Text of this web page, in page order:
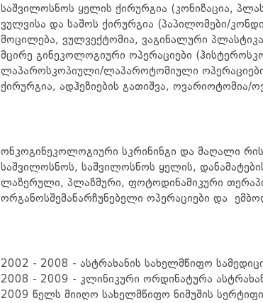
საშვილოსნოს ყელის ქირურგია (კონიზაცია,
ვულვისა და საშოს ქირურგია (პაპილომები/
მოცილება, ვულვექტომია, ვაგინალური
მცირე გინეკოლოგიური ოპერაციები
ლაპაროსკოპიული/ლაპაროტომიული ოპერაციები
ქირურგია, ადჰეზიების გათიშვა, ოვარიოტომია/
ონკოგინეკოლოგიური სკრინინგი და მაღალი
საშვილოსნოს, საშვილოსნოს ყელის,
ლაზერული, პლაზმური, ფოტოდინამიკური
ორგანოსშემანარჩუნებელი ოპერაციები და
2002 - 2008 - ასტრახანის სახელმწიფო
2008 - 2009 - კლინიკური ორდინატურა
2009 წელს მიიღო სახელმწიფო ნიმუშის